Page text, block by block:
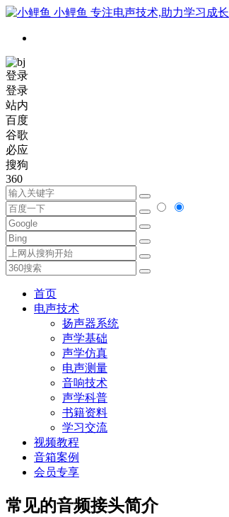
小鲤鱼 专注电声技术,助力学习成长
登录
登录
站内
百度
谷歌
必应
搜狗
360
首页
电声技术
扬声器系统
声学基础
声学仿真
电声测量
音响技术
声学科普
书籍资料
学习交流
视频教程
音箱案例
会员专享
常见的音频接头简介